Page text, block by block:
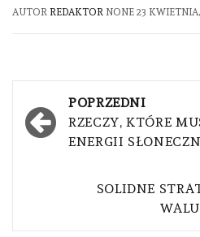
AUTOR REDAKTOR NONE 23
Nawigacja
wpisu
POPRZEDNI
RZECZY, KTÓRE
ENERGII
SOLIDNE